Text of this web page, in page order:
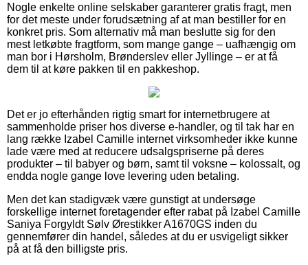
Nogle enkelte online selskaber garanterer gratis fragt, men
for det meste under forudsætning af at man bestiller for en
konkret pris. Som alternativ må man beslutte sig for den
mest letkøbte fragtform, som mange gange – uafhængig om
man bor i Hørsholm, Brønderslev eller Jyllinge – er at få
dem til at køre pakken til en pakkeshop.
Det er jo efterhånden rigtig smart for internetbrugere at
sammenholde priser hos diverse e-handler, og til tak har en
lang række Izabel Camille internet virksomheder ikke kunne
lade være med at reducere udsalgspriserne på deres
produkter – til babyer og børn, samt til voksne – kolossalt, og
endda nogle gange love levering uden betaling.
Men det kan stadigvæk være gunstigt at undersøge
forskellige internet foretagender efter rabat på Izabel Camille
Saniya Forgyldt Sølv Ørestikker A1670GS inden du
gennemfører din handel, således at du er usvigeligt sikker
på at få den billigste pris.